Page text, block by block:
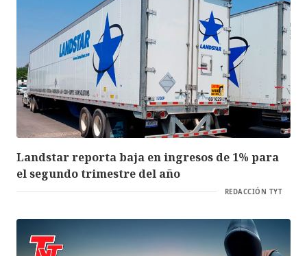
Landstar reporta baja en ingresos de 1% para
el segundo trimestre del año
REDACCIÓN TYT